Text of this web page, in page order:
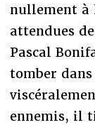
nullement à
attendues
Pascal
tomber
ennemis, il